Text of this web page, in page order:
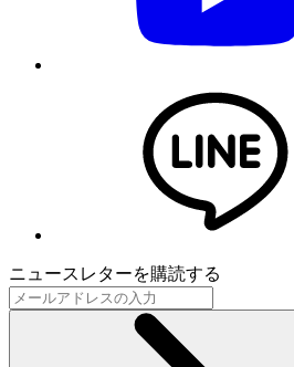
ニュースレターを購読する